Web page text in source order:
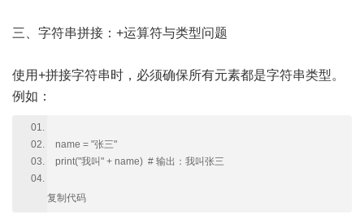
三、字符串拼接：+运算符与类型问题
使用+拼接字符串时，必须确保所有元素都是字符串类型。
例如：
name = "张三"
print("我叫" + name) # 输出：我叫张三
复制代码